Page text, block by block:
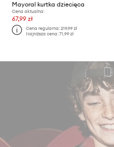
Mayoral kurtka dziecięca
Cena aktualna:
67,99 zł
Cena regularna:219,99 zł
Najniższa cena:71,99 zł